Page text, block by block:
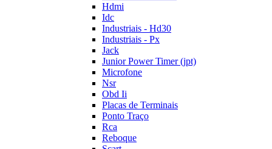
Hdmi
Idc
Industriais - Hd30
Industriais - Px
Jack
Junior Power Timer (jpt)
Microfone
Nsr
Obd Ii
Placas de Terminais
Ponto Traço
Rca
Reboque